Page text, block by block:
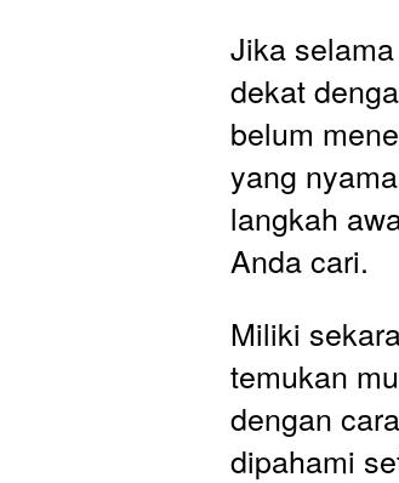
Jika
dekat
belum
yang
langkah
Anda cari.
Miliki
temukan
dengan
dipahami